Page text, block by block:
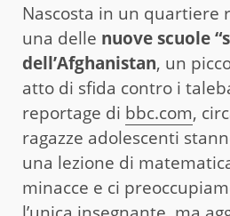
Nascosta in un quartiere
una delle nuove scuole
dell’Afghanistan, un
atto di sfida contro i
reportage di bbc.com,
ragazze adolescenti
una lezione di
minacce e ci